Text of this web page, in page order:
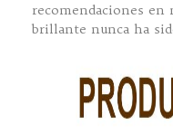
recomendaciones
brillante nunca ha